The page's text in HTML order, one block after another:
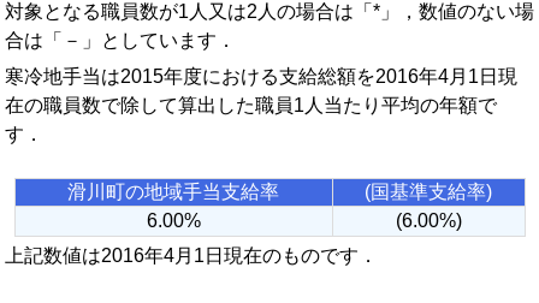
対象となる職員数が1人又は2人の場合は「*」，数値のない場
合は「－」としています．
寒冷地手当は2015年度における支給総額を2016年4月1日現
在の職員数で除して算出した職員1人当たり平均の年額で
す．
滑川町の地域手当支給率
(国基準支給率)
6.00%
(6.00%)
上記数値は2016年4月1日現在のものです．